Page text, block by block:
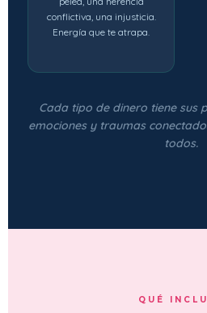
conflictiva, una injusticia.
Energía que te atrapa.
Cada tipo de dinero tiene sus
emociones y traumas
todos.
QUÉ